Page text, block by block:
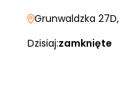
Grunwaldzka 27D
Dzisiaj:zamknięte